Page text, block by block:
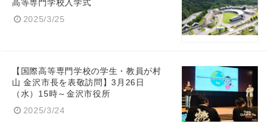
高等専門学校入学式
2025/3/25
【国際高等専門学校の学生・教員が村
山 金沢市長を表敬訪問】3月26日
（水）15時～金沢市役所
2025/3/24
English